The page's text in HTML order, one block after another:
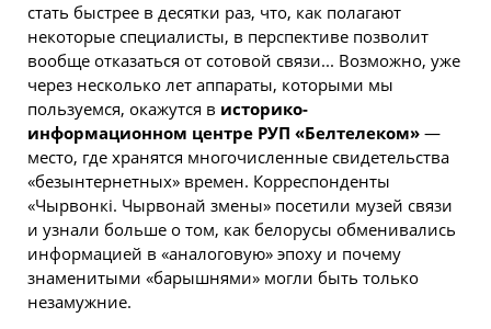
стать быстрее в десятки раз, что, как полагают
некоторые специалисты, в перспективе позволит
вообще отказаться от сотовой связи... Возможно, уже
через несколько лет аппараты, которыми мы
пользуемся, окажутся в историко-
информационном центре РУП «Белтелеком» —
место, где хранятся многочисленные свидетельства
«безынтернетных» времен. Корреспонденты
«Чырвонкi. Чырвонай змены» посетили музей связи
и узнали больше о том, как белорусы обменивались
информацией в «аналоговую» эпоху и почему
знаменитыми «барышнями» могли быть только
незамужние.